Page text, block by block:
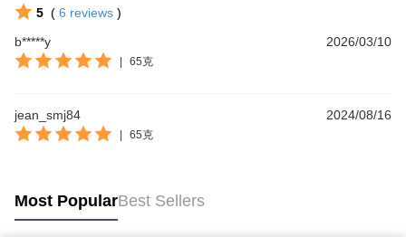
5 ( 6 reviews )
b*****y
2026/03/10
65克
jean_smj84 2024/08/16
65克
Most PopularBest Sellers